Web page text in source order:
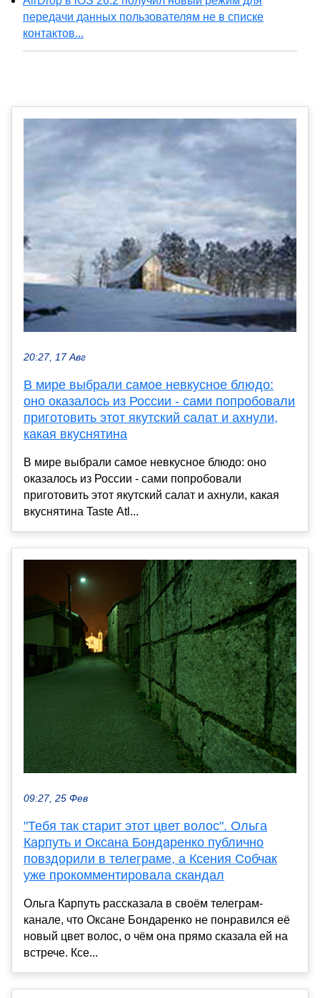
передачи данных пользователям не в списке
контактов...
20:27, 17 Авг
В мире выбрали самое невкусное блюдо:
оно оказалось из России - сами попробовали
приготовить этот якутский салат и ахнули,
какая вкуснятина
В мире выбрали самое невкусное блюдо: оно
оказалось из России - сами попробовали
приготовить этот якутский салат и ахнули, какая
вкуснятина Taste Atl...
09:27, 25 Фев
"Тебя так старит этот цвет волос". Ольга
Карпуть и Оксана Бондаренко публично
повздорили в телеграме, а Ксения Собчак
уже прокомментировала скандал
Ольга Карпуть рассказала в своём телеграм-
канале, что Оксане Бондаренко не понравился её
новый цвет волос, о чём она прямо сказала ей на
встрече. Ксе...